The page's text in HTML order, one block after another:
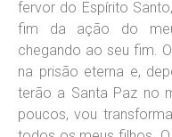
fervor do Espírito
fim da ação do
chegando ao seu fim.
na prisão eterna e,
terão a Santa Paz no
poucos, vou